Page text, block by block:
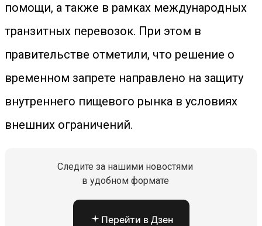
помощи, а также в рамках международных
транзитных перевозок. При этом в
правительстве отметили, что решение о
временном запрете направлено на защиту
внутреннего пищевого рынка в условиях
внешних ограничений.
Следите за нашими новостями
в удобном формате
Перейти в Дзен